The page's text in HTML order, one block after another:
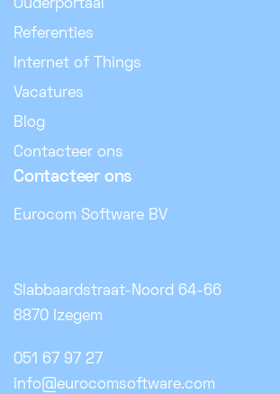
Ouderportaal
Referenties
Internet of Things
Vacatures
Blog
Contacteer ons
Contacteer ons
Eurocom Software BV
Slabbaardstraat-Noord 64-66
8870 Izegem
051 67 97 27
info@eurocomsoftware.com